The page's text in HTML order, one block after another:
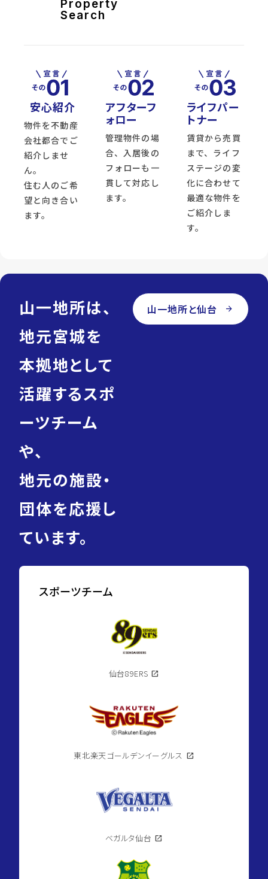
Property
Search
安心紹介
物件を不動産
会社都合でご
紹介しませ
ん。
住む人のご希
望と向き合い
ます。
アフターフ
ォロー
管理物件の場
合、入居後の
フォローも一
貫して対応し
ます。
ライフパー
トナー
賃貸から売買
まで、ライフ
ステージの変
化に合わせて
最適な物件を
ご紹介しま
す。
山一地所は、
地元宮城を
本拠地として
活躍するスポ
ーツチーム
や、
地元の施設・
団体を応援し
ています。
山一地所と仙台 arrow_forward
スポーツチーム
仙台89ERS open_in_new
東北楽天ゴールデンイーグルス open_in_new
ベガルタ仙台 open_in_new